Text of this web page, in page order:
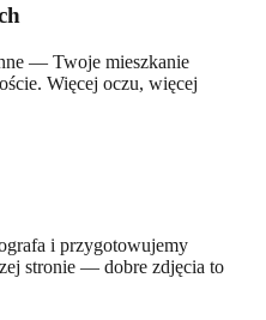
— Twoje mieszkanie
Więcej oczu, więcej
i przygotowujemy
stronie — dobre zdjęcia to